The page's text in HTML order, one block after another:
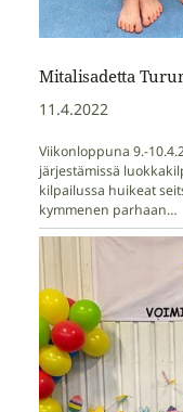
Mitalisadetta
11.4.2022
Viikonloppuna 9.-
järjestämissä
kilpailussa huikeat
kymmenen parhaan…